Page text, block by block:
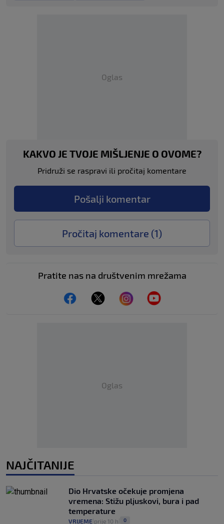
Oglas
KAKVO JE TVOJE MIŠLJENJE O OVOME?
Pridruži se raspravi ili pročitaj komentare
Pošalji komentar
Pročitaj komentare (1)
Pratite nas na društvenim mrežama
Oglas
NAJČITANIJE
Dio Hrvatske očekuje promjena
vremena: Stižu pljuskovi, bura i pad
temperature
VRIJEME prije 10 h 0